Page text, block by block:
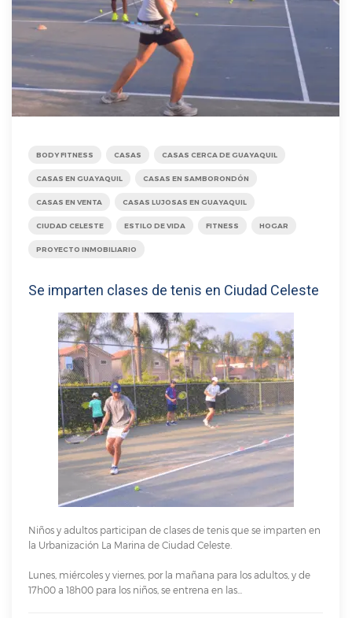
BODY FITNESS CASAS CASAS CERCA DE GUAYAQUIL
CASAS EN GUAYAQUIL CASAS EN SAMBORONDÓN
CASAS EN VENTA CASAS LUJOSAS EN GUAYAQUIL
CIUDAD CELESTE ESTILO DE VIDA FITNESS HOGAR
PROYECTO INMOBILIARIO
Se imparten clases de tenis en Ciudad Celeste
Niños y adultos participan de clases de tenis que se imparten en
la Urbanización La Marina de Ciudad Celeste.
Lunes, miércoles y viernes, por la mañana para los adultos, y de
17h00 a 18h00 para los niños, se entrena en las...